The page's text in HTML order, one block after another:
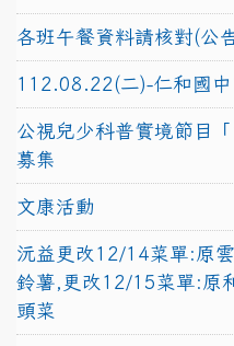
各班午餐資料請核對(公
112.08.22(二)-仁和國
公視兒少科普實境節目
募集
文康活動
沅益更改12/14菜單:原
鈴薯,更改12/15菜單:原
頭菜